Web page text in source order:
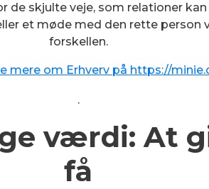
de skjulte veje, som relationer kan
et møde med den rette person
forskellen.
mere om Erhverv på https://
.
værdi: At
få